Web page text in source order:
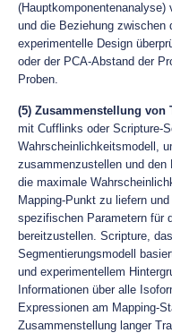
(Hauptkomponentenanalyse)
und die Beziehung zwischen
experimentelle Design
oder der PCA-Abstand der
Proben.
(5) Zusammenstellung von
mit Cufflinks oder Scripture-
Wahrscheinlichkeitsmodell,
zusammenzustellen und
die maximale
Mapping-Punkt zu liefern
spezifischen Parametern für
bereitzustellen. Scripture,
Segmentierungsmodell
und experimentellem
Informationen über alle
Expressionen am Mapping-
Zusammenstellung langer